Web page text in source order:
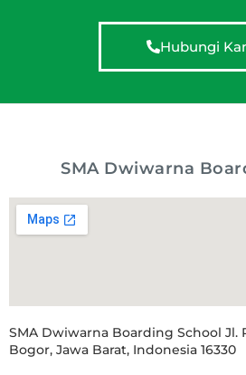
Hubungi
SMA Dwiwarna
SMA Dwiwarna Boarding School Jl.
Bogor, Jawa Barat, Indonesia 16330